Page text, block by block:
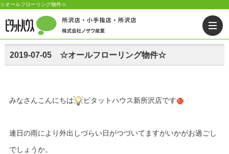
☆オールフローリング物件☆
2019-07-05 ☆オールフローリング物件☆
みなさんこんにちは ピタットハウス新所沢店です
連日の雨により外出しづらい日がつづいてますがいかがお過ごし
でしょうか。